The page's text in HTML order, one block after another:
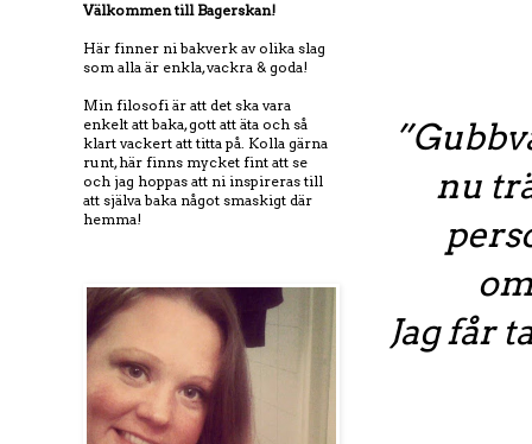
nu
Jag får
Välkommen till Bagerskan!
Här finner ni bakverk av olika slag
som alla är enkla, vackra & goda!
Min filosofi är att det ska vara
enkelt att baka, gott att äta och så
klart vackert att titta på. Kolla gärna
runt, här finns mycket fint att se
och jag hoppas att ni inspireras till
att själva baka något smaskigt där
hemma!